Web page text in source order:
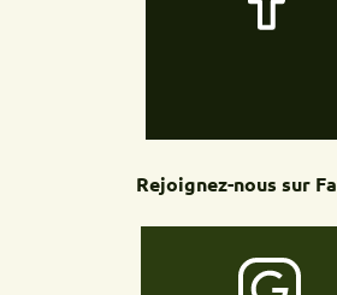
Rejoignez-nous sur